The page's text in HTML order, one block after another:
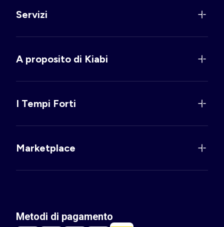
Servizi
A proposito di Kiabi
I Tempi Forti
Marketplace
Metodi di pagamento